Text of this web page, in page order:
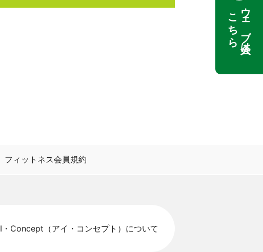
ウェブ入会は
こちら
フィットネス会員規約
I・Concept（アイ・コンセプト）について